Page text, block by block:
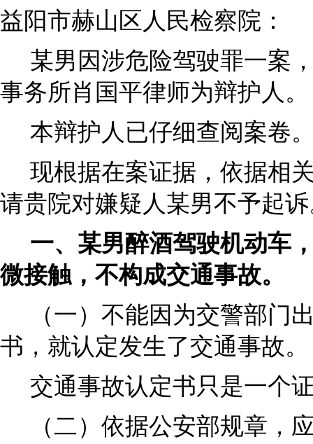
益阳市赫山区人民检察院：
某男因涉危险驾驶罪一案
事务所肖国平律师为辩护人。
本辩护人已仔细查阅案卷
现根据在案证据，依据相
请贵院对嫌疑人某男不予起
一、某男醉酒驾驶机动车
微接触，不构成交通事故。
（一）不能因为交警部门
书，就认定发生了交通事故。
交通事故认定书只是一个
（二）依据公安部规章，